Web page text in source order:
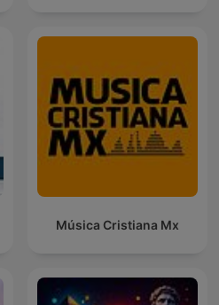
Música Cristiana Mx